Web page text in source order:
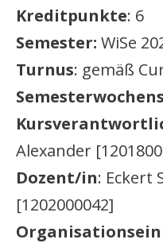
Kreditpunkte: 6
Semester: WiSe
Turnus: gemäß
Alexander
Dozent/in: Eckert
[1202000042]